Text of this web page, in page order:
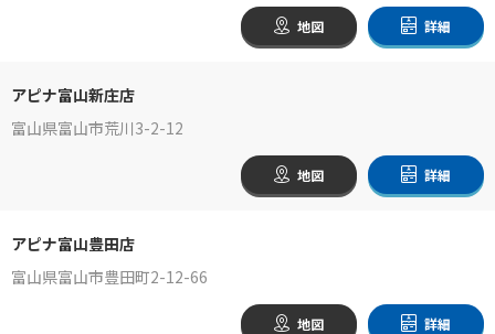
地図 詳細
アピナ富山新庄店
富山県富山市荒川3-2-12
地図 詳細
アピナ富山豊田店
富山県富山市豊田町2-12-66
地図 詳細